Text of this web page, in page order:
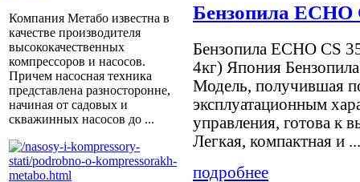
Компания Метабо известна в
качестве производителя
высококачественных
компрессоров и насосов.
Причем насосная техника
представлена разносторонне,
начиная от садовых и
скважинных насосов до ...
Бензопила ECHO
Бензопила ECHO CS
4кг) Япония
Модель, получившая
эксплуатационным
управления, готова к
Легкая, компактная и ...
подробнее